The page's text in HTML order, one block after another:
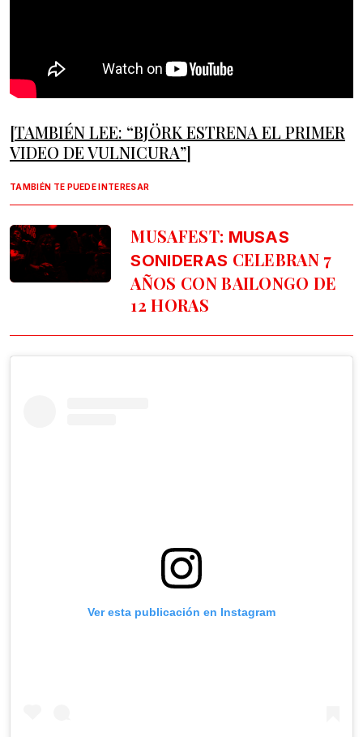
[TAMBIÉN LEE: “BJÖRK ESTRENA EL PRIMER
VIDEO DE VULNICURA”]
TAMBIÉN TE PUEDE INTERESAR
MUSAFEST: MUSAS
SONIDERAS CELEBRAN 7
AÑOS CON BAILONGO DE
12 HORAS
Ver esta publicación en Instagram